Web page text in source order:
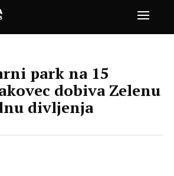
park na 15
dobiva Zelenu
divljenja